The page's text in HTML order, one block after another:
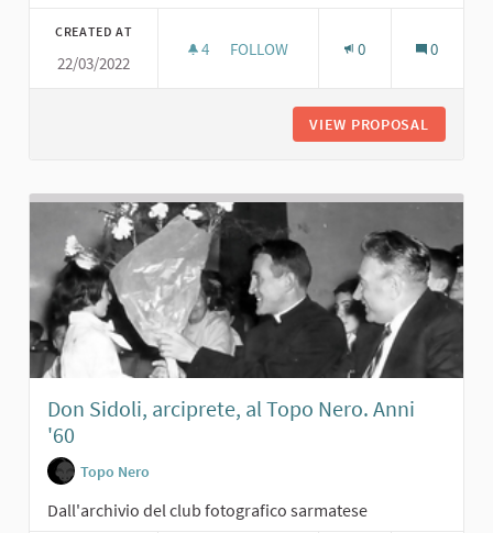
CREATED AT
22/03/2022
4 4 FOLLOWERS
FOLLOW 0 0
VIEW PROPOSAL
Don Sidoli, arciprete, al Topo Nero. Anni
'60
Topo Nero
Dall'archivio del club fotografico sarmatese